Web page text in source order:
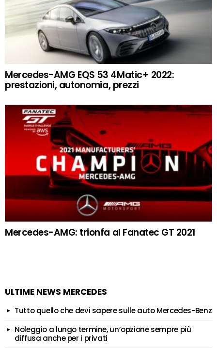
Mercedes-AMG EQS 53 4Matic+ 2022:
prestazioni, autonomia, prezzi
Mercedes-AMG: trionfa al Fanatec GT 2021
ULTIME NEWS MERCEDES
Tutto quello che devi sapere sulle auto Mercedes-Benz
Noleggio a lungo termine, un’opzione sempre più
diffusa anche per i privati